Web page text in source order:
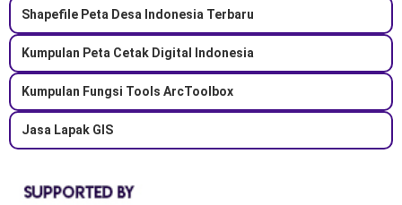
Shapefile Peta Desa Indonesia Terbaru
Kumpulan Peta Cetak Digital Indonesia
Kumpulan Fungsi Tools ArcToolbox
Jasa Lapak GIS